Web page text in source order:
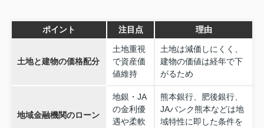
ポイント 注目点 理由
土地と建物の価格配分
土地重視
で資産価
値維持
土地は減価しにくく、
建物の価値は経年で下
がるため
地域金融機関のローン
地銀・JA
の金利優
遇や柔軟
熊本銀行、肥後銀行、
JAバンク熊本などは地
域特性に即した条件を